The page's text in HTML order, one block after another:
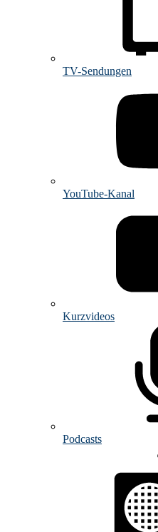
TV-Sendungen
YouTube-Kanal
Kurzvideos
Podcasts